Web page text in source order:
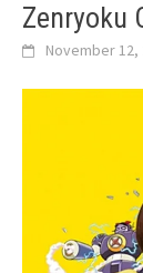
Zenryoku
November 12,